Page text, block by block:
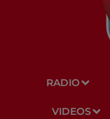
RADIO
VIDEOS